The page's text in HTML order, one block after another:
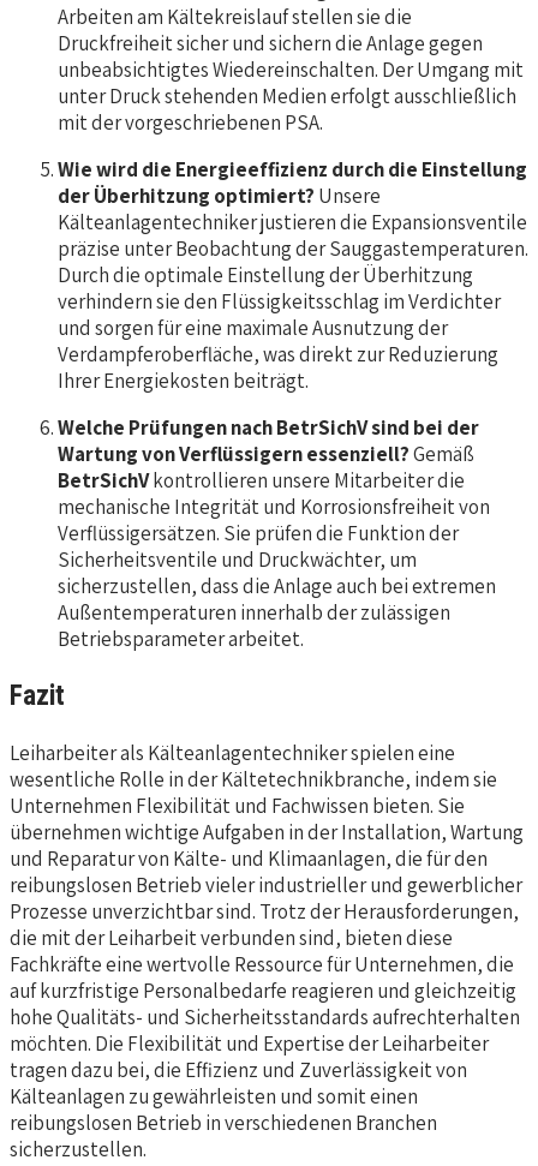
Arbeiten am Kältekreislauf stellen sie die
Druckfreiheit sicher und sichern die Anlage gegen
unbeabsichtigtes Wiedereinschalten. Der Umgang mit
unter Druck stehenden Medien erfolgt ausschließlich
mit der vorgeschriebenen PSA.
Wie wird die Energieeffizienz durch die Einstellung
der Überhitzung optimiert? Unsere
Kälteanlagentechniker justieren die Expansionsventile
präzise unter Beobachtung der Sauggastemperaturen.
Durch die optimale Einstellung der Überhitzung
verhindern sie den Flüssigkeitsschlag im Verdichter
und sorgen für eine maximale Ausnutzung der
Verdampferoberfläche, was direkt zur Reduzierung
Ihrer Energiekosten beiträgt.
Welche Prüfungen nach BetrSichV sind bei der
Wartung von Verflüssigern essenziell?Gemäß
BetrSichVkontrollieren unsere Mitarbeiter die
mechanische Integrität und Korrosionsfreiheit von
Verflüssigersätzen. Sie prüfen die Funktion der
Sicherheitsventile und Druckwächter, um
sicherzustellen, dass die Anlage auch bei extremen
Außentemperaturen innerhalb der zulässigen
Betriebsparameter arbeitet.
Fazit
Leiharbeiter als Kälteanlagentechniker spielen eine
wesentliche Rolle in der Kältetechnikbranche, indem sie
Unternehmen Flexibilität und Fachwissen bieten. Sie
übernehmen wichtige Aufgaben in der Installation, Wartung
und Reparatur von Kälte- und Klimaanlagen, die für den
reibungslosen Betrieb vieler industrieller und gewerblicher
Prozesse unverzichtbar sind. Trotz der Herausforderungen,
die mit der Leiharbeit verbunden sind, bieten diese
Fachkräfte eine wertvolle Ressource für Unternehmen, die
auf kurzfristige Personalbedarfe reagieren und gleichzeitig
hohe Qualitäts- und Sicherheitsstandards aufrechterhalten
möchten. Die Flexibilität und Expertise der Leiharbeiter
tragen dazu bei, die Effizienz und Zuverlässigkeit von
Kälteanlagen zu gewährleisten und somit einen
reibungslosen Betrieb in verschiedenen Branchen
sicherzustellen.